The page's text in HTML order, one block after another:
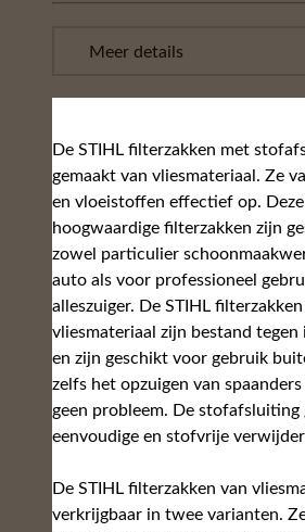
De STIHL filterzakken met
gemaakt van vliesmateriaal. Ze
en vloeistoffen effectief op.
hoogwaardige filterzakken zijn
zowel particulier
auto als voor professioneel
alleszuiger. De STIHL
vliesmateriaal zijn bestand
en zijn geschikt voor gebruik
zelfs het opzuigen van
geen probleem. De stofafsluiting
eenvoudige en stofvrije
De STIHL filterzakken van
verkrijgbaar in twee varianten.